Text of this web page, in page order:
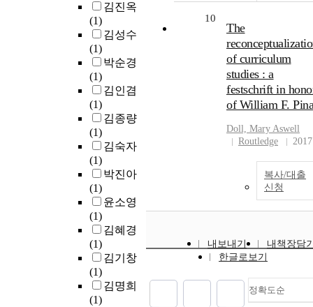
김진옥
(1)
김성수
(1)
박순경
(1)
김인겸
(1)
김종량
(1)
김숙자
(1)
박진아
(1)
윤소영
(1)
김혜경
(1)
김기창
(1)
김명희
(1)
10
The
of curriculum
studies : a
festschrift in
of William F.
Doll, Mary Aswell
Routledge
2017
복사/대출
신청
내보내기
내책장담
한글로보기
정확도순